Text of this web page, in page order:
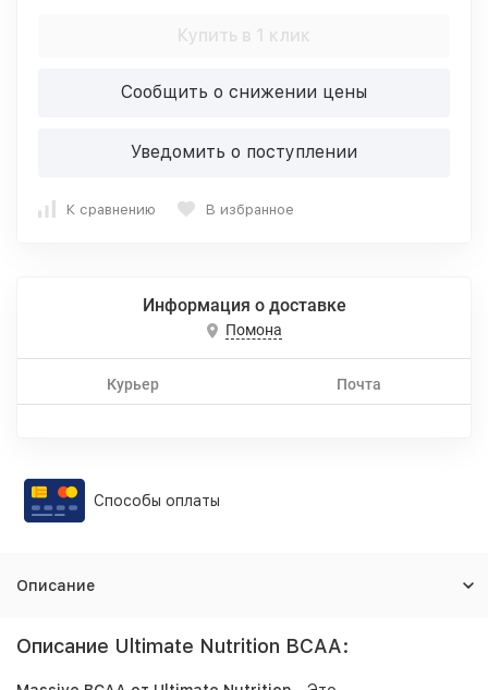
Купить в 1 клик
Сообщить о снижении цены
Уведомить о поступлении
К сравнению В избранное
Информация о доставке
Помона
Курьер Почта
Способы оплаты
Описание
Описание Ultimate Nutrition BCAA: